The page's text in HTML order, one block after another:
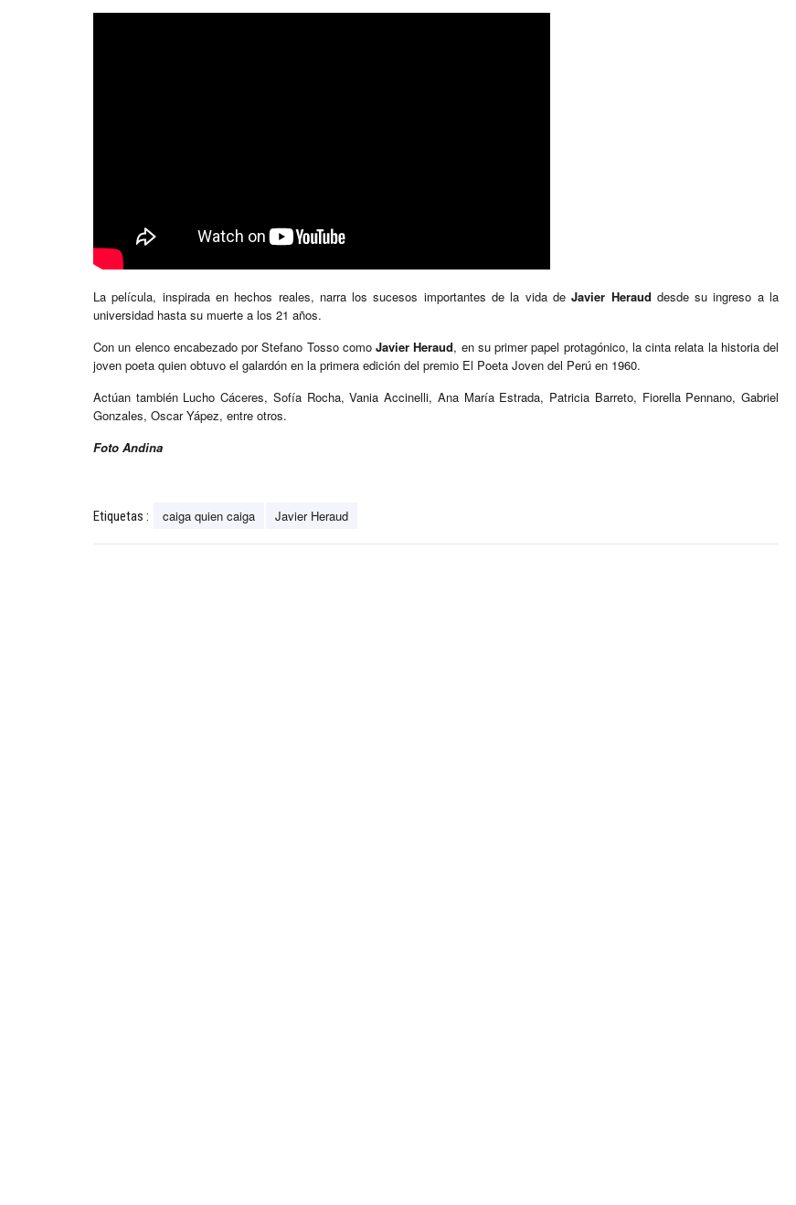
La película, inspirada en hechos reales, narra los sucesos importantes de la vida deJavier Heraud desde su ingreso a la
universidad hasta su muerte a los 21 años.
Con un elenco encabezado por Stefano Tosso como Javier Heraud, en su primer papel protagónico, la cinta relata la historia del
joven poeta quien obtuvo el galardón en la primera edición del premio El Poeta Joven del Perú en 1960.
Actúan también Lucho Cáceres, Sofía Rocha, Vania Accinelli, Ana María Estrada, Patricia Barreto, Fiorella Pennano, Gabriel
Gonzales, Oscar Yápez, entre otros.
Foto Andina
Etiquetas : caiga quien caiga Javier Heraud